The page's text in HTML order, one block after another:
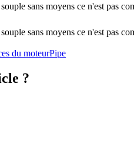
sans moyens ce n'est pas
sans moyens ce n'est pas
du moteurPipe
?